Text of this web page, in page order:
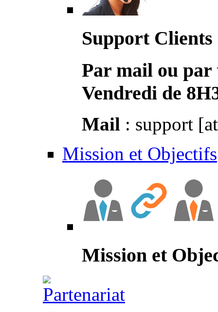
Support Clients
Par mail ou par
Vendredi de
Mail : support
Mission et Objectifs
Mission et